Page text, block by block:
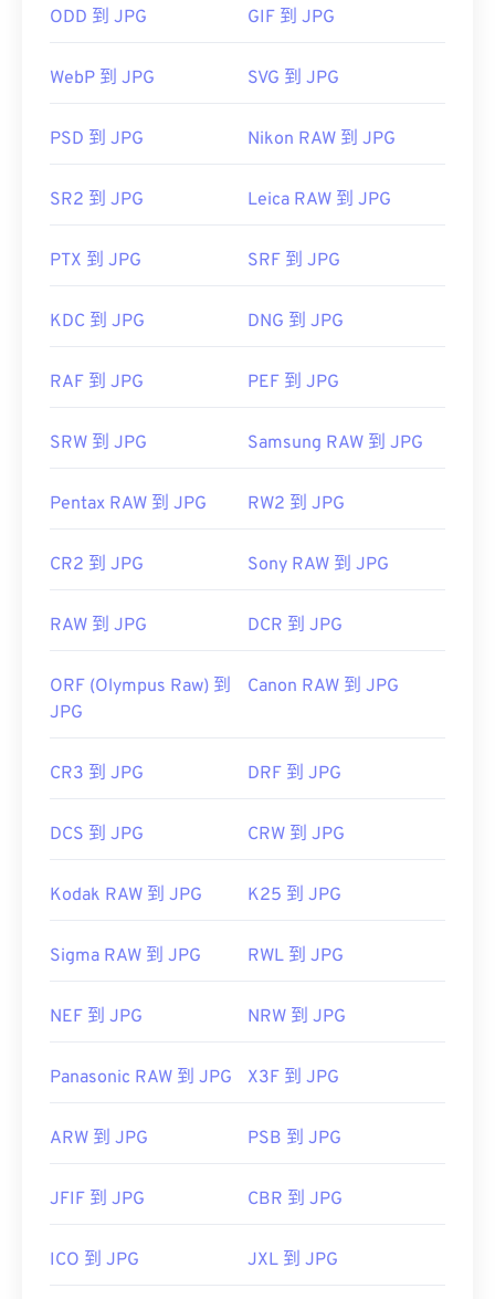
像查看器、图像编辑器或网页浏览器中打开它。要选
开方式”。
Microsoft Photos 等 Microsoft应用程序以及Apple
JPEG 图像大小，请使用我们的
图像调整器工具。
首次发布：1992年9月18日
ODD 到 JPG GIF 到 JPG
WebP 到 JPG SVG 到 JPG
PSD 到 JPG Nikon RAW 到 JPG
SR2 到 JPG Leica RAW 到 JPG
PTX 到 JPG SRF 到 JPG
KDC 到 JPG DNG 到 JPG
RAF 到 JPG PEF 到 JPG
SRW 到 JPG Samsung RAW 到 JPG
Pentax RAW 到 JPG RW2 到 JPG
CR2 到 JPG Sony RAW 到 JPG
RAW 到 JPG DCR 到 JPG
ORF (Olympus Raw) 到
JPG
Canon RAW 到 JPG
CR3 到 JPG DRF 到 JPG
DCS 到 JPG CRW 到 JPG
Kodak RAW 到 JPG K25 到 JPG
Sigma RAW 到 JPG RWL 到 JPG
NEF 到 JPG NRW 到 JPG
Panasonic RAW 到 JPG X3F 到 JPG
ARW 到 JPG PSB 到 JPG
JFIF 到 JPG CBR 到 JPG
ICO 到 JPG JXL 到 JPG